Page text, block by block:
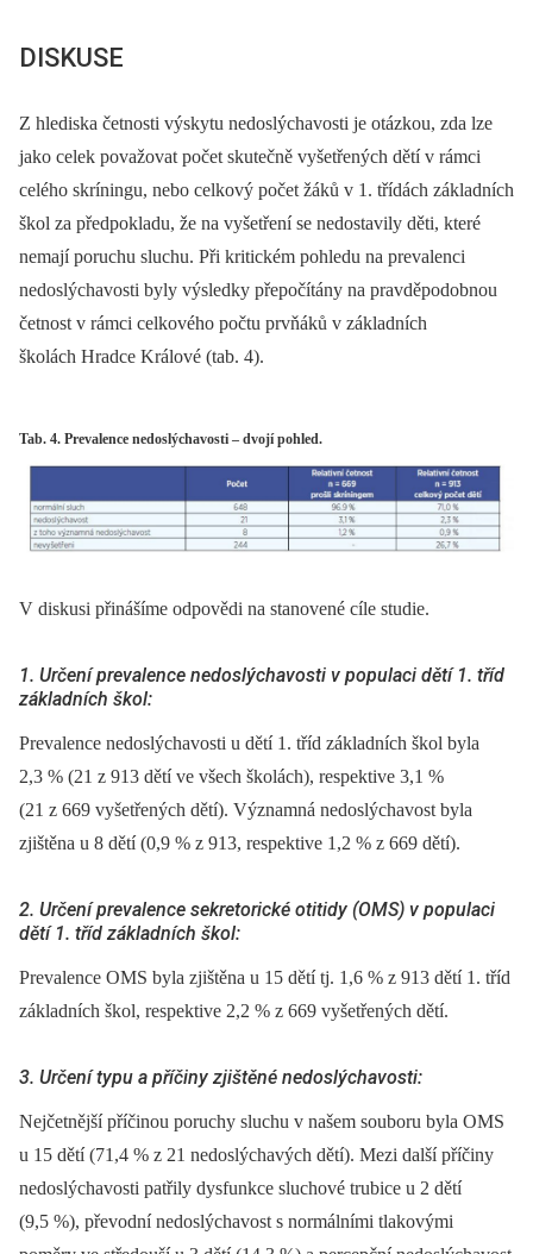
DISKUSE
Z hlediska četnosti výskytu nedoslýchavosti je otázkou, zda lze
jako celek považovat počet skutečně vyšetřených dětí v rámci
celého skríningu, nebo celkový počet žáků v 1. třídách základních
škol za předpokladu, že na vyšetření se nedostavily děti, které
nemají poruchu sluchu. Při kritickém pohledu na prevalenci
nedoslýchavosti byly výsledky přepočítány na pravděpodobnou
četnost v rámci celkového počtu prvňáků v základních
školách Hradce Králové (tab. 4).
Tab. 4. Prevalence nedoslýchavosti – dvojí pohled.
V diskusi přinášíme odpovědi na stanovené cíle studie.
1. Určení prevalence nedoslýchavosti v populaci dětí 1. tříd
základních škol:
Prevalence nedoslýchavosti u dětí 1. tříd základních škol byla
2,3 % (21 z 913 dětí ve všech školách), respektive 3,1 %
(21 z 669 vyšetřených dětí). Významná nedoslýchavost byla
zjištěna u 8 dětí (0,9 % z 913, respektive 1,2 % z 669 dětí).
2. Určení prevalence sekretorické otitidy (OMS) v populaci
dětí 1. tříd základních škol:
Prevalence OMS byla zjištěna u 15 dětí tj. 1,6 % z 913 dětí 1. tříd
základních škol, respektive 2,2 % z 669 vyšetřených dětí.
3. Určení typu a příčiny zjištěné nedoslýchavosti:
Nejčetnější příčinou poruchy sluchu v našem souboru byla OMS
u 15 dětí (71,4 % z 21 nedoslýchavých dětí). Mezi další příčiny
nedoslýchavosti patřily dysfunkce sluchové trubice u 2 dětí
(9,5 %), převodní nedoslýchavost s normálními tlakovými